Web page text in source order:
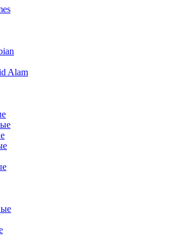
Alam